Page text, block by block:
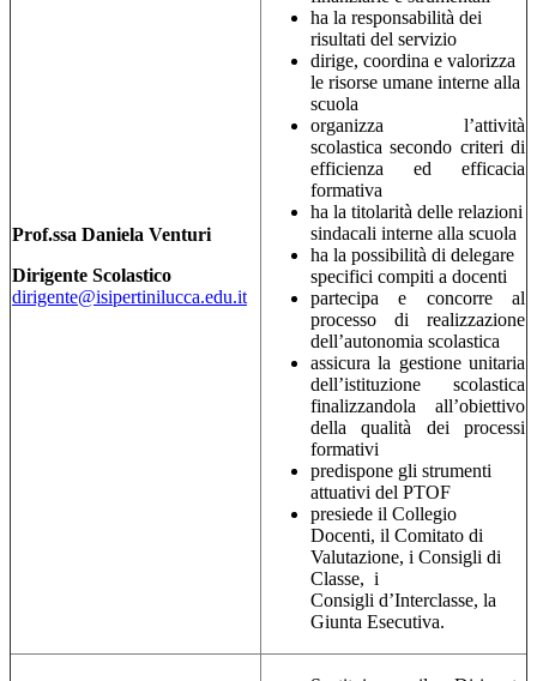
Prof.ssa Daniela Venturi
Dirigente Scolastico
dirigente@isipertinilucca.edu.it
ha la responsabilità dei
risultati del servizio
dirige, coordina e valorizza
le risorse umane interne alla
scuola
organizza l’attività
scolastica secondo criteri di
efficienza ed efficacia
formativa
ha la titolarità delle relazioni
sindacali interne alla scuola
ha la possibilità di delegare
specifici compiti a docenti
partecipa e concorre al
processo di realizzazione
dell’autonomia scolastica
assicura la gestione unitaria
dell’istituzione scolastica
finalizzandola all’obiettivo
della qualità dei processi
formativi
predispone gli strumenti
attuativi del PTOF
presiede il Collegio
Docenti, il Comitato di
Valutazione, i Consigli di
Classe, i
Consigli d’Interclasse, la
Giunta Esecutiva.